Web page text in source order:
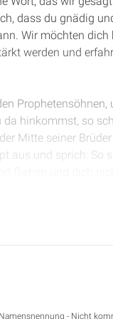
dass du gnädig
Wir möchten
werden und
hinkommst, so
Mitte seiner
aus und sprich: So
von Elisa gesalbt
- Nicht